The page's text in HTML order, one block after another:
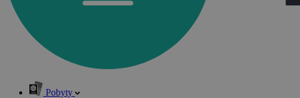
Pobyty